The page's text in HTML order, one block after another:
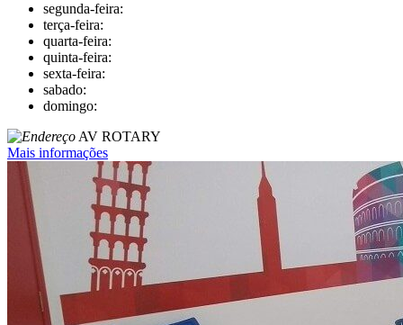
segunda-feira:
terça-feira:
quarta-feira:
quinta-feira:
sexta-feira:
sabado:
domingo:
AV ROTARY
Mais informações